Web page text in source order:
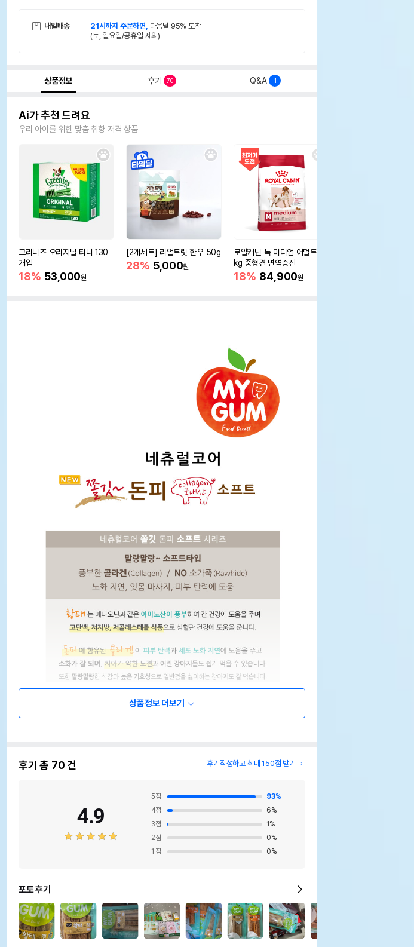
내일배송 21시까지 주문하면, 다음날 95% 도착
(토, 일요일/공휴일 제외)
상품정보 후기 70 Q&A 1
Ai가 추천 드려요
우리 아이를 위한 맞춤 취향 저격 상품
그리니즈 오리지널 티니 130
개입
18% 53,000원
[2개세트] 리얼트릿 한우 50g
28% 5,000원
로얄캐닌 독 미디엄 어덜트 10
kg 중형견 면역증진
18% 84,900원
상품정보 더보기
후기 총 70건 후기작성하고 최대 150점 받기
4.9
5점 93%
4점 6%
3점 1 %
2점 0%
1 점 0%
포토 후기